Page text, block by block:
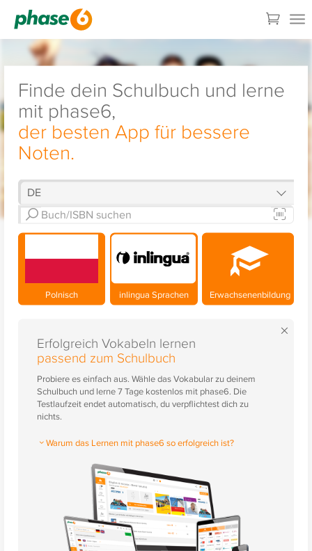
Finde dein Schulbuch und lerne
mit phase6,
der besten App für bessere
Noten.
Polnisch inlingua Sprachen Erwachsenenbildung
×
Erfolgreich Vokabeln lernen
passend zum Schulbuch
Probiere es einfach aus. Wähle das Vokabular zu deinem
Schulbuch und lerne 7 Tage kostenlos mit phase6. Die
Testlaufzeit endet automatisch, du verpflichtest dich zu
nichts.
Warum das Lernen mit phase6 so erfolgreich ist?